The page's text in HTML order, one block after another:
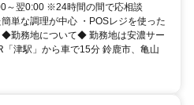
～翌0:00 ※24時間の間で応相談
単な調理が中心 ・POSレジを使った
◆勤務地について◆ 勤務地は安濃サー
津駅」から車で15分 鈴鹿市、亀山